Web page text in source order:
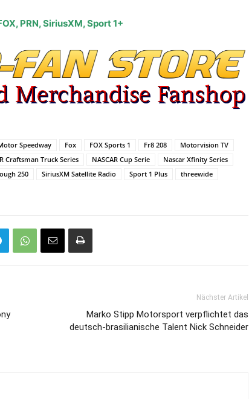
PRN, SiriusXM, Sport 1+
Speedway Fox FOX Sports 1 Fr8 208
Motorvision TV
Craftsman Truck Series NASCAR Cup Serie
Nascar Xfinity Series
250 SiriusXM Satellite Radio Sport 1 Plus
threewide
Nächster Artikel
Marko Stipp Motorsport verpflichtet das
deutsch-brasilianische Talent Nick Schneider